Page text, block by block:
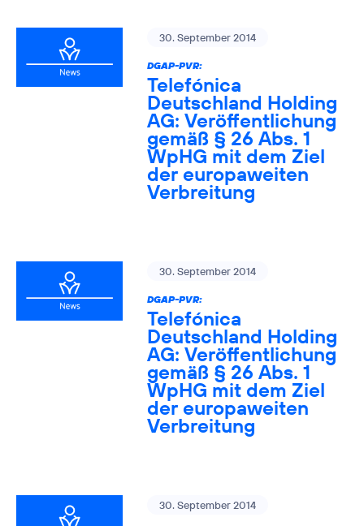
30. September 2014
DGAP-PVR:
Telefónica
Deutschland Holding
AG: Veröffentlichung
gemäß § 26 Abs. 1
WpHG mit dem Ziel
der europaweiten
Verbreitung
30. September 2014
DGAP-PVR:
Telefónica
Deutschland Holding
AG: Veröffentlichung
gemäß § 26 Abs. 1
WpHG mit dem Ziel
der europaweiten
Verbreitung
30. September 2014